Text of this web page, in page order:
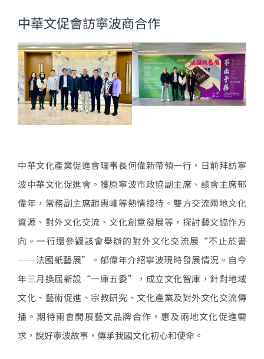
中華文促會訪寧波商合作
中華文化產業促進會理事長何偉新帶領一行，日前拜訪寧
波中華文化促進會。獲原寧波市政協副主席、該會主席郁
偉年，常務副主席趙惠峰等熱情接待。雙方交流兩地文化
資源、對外文化交流、文化創意發展等，探討藝文協作方
向。一行還參觀該會舉辦的對外文化交流展“不止於書
——法國紙藝展”。郁偉年介紹寧波現時發展情況。自今
年三月換屆新設“一庫五委”，成立文化智庫，針對地域
文化、藝術促進、宗教研究、文化產業及對外文化交流傳
播。期待兩會開展藝文品牌合作，惠及兩地文化促進需
求，說好寧波故事，傳承我國文化初心和使命。